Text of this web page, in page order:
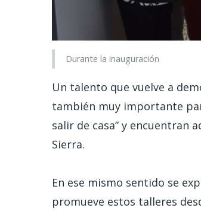
Durante la inauguración
Un talento que vuelve a
también muy importante
salir de casa” y encuentran
Sierra.
En ese mismo sentido se
promueve estos talleres